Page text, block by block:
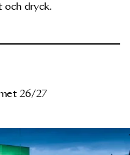
och dryck.
26/27